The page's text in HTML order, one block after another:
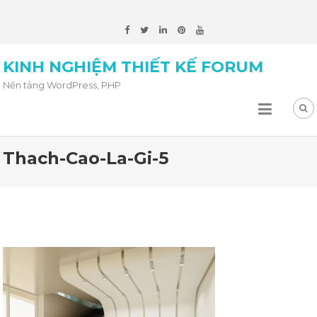
KINH NGHIỆM THIẾT KẾ FORUM
Nền tảng WordPress, PHP
Thach-Cao-La-Gi-5